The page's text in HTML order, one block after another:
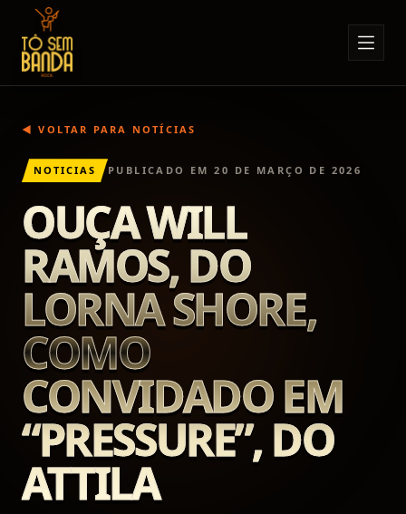
Sobre Nós
Eventos
Minha Conta
Contato
◀ VOLTAR PARA NOTÍCIAS
NOTICIAS PUBLICADO EM20 DE MARÇO DE 2026
OUÇA WILL
RAMOS, DO
LORNA SHORE,
COMO
CONVIDADO EM
“PRESSURE”, DO
ATTILA